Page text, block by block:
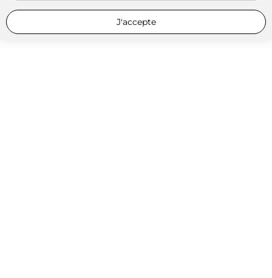
J'accepte